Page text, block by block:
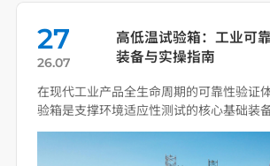
27
26.07
高低温试验箱：工业可
装备与实操指南
在现代工业产品全生命周期的可靠性验证
验箱是支撑环境适应性测试的核心基础装
从来不 […]